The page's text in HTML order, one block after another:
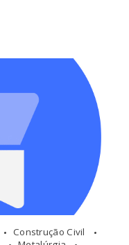
Construção Civil